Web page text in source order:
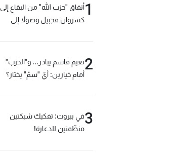
1أنفاق "حزب الله" من البقاع إلى
كسروان فجبيل وصولاً إلى
2نعيم قاسم يبادر... و"الحزب"
أمام خيارين: أيّ "سمّ" يختار؟
3في بيروت: تفكيك شبكتين
منظّمتين للدعارة!